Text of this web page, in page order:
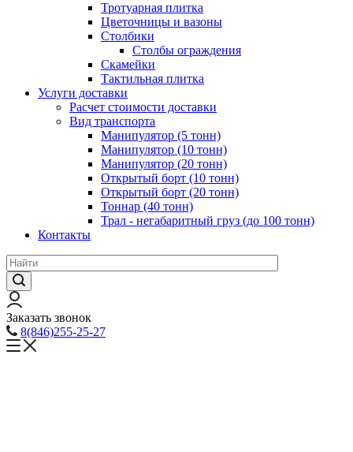
Тротуарная плитка
Цветочницы и вазоны
Столбики
Столбы ограждения
Скамейки
Тактильная плитка
Услуги доставки
Расчет стоимости доставки
Вид транспорта
Манипулятор (5 тонн)
Манипулятор (10 тонн)
Манипулятор (20 тонн)
Открытый борт (10 тонн)
Открытый борт (20 тонн)
Тоннар (40 тонн)
Трал - негабаритный груз (до 100 тонн)
Контакты
Заказать звонок
8(846)255-25-27